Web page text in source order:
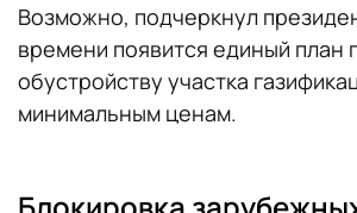
Возможно, подчеркнул
времени появится единый план
обустройству участка
минимальным ценам.